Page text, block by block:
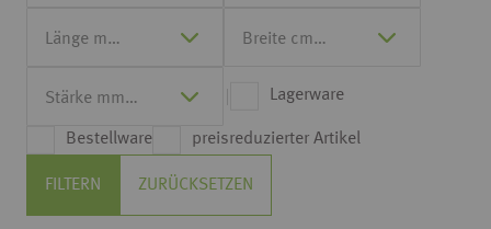
Lagerware
Bestellware preisreduzierter Artikel
FILTERN ZURÜCKSETZEN